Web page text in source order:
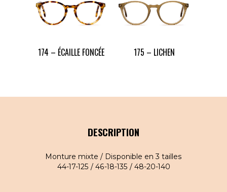
174 – ÉCAILLE FONCÉE 175 – LICHEN
DESCRIPTION
Monture mixte / Disponible en 3 tailles
44-17-125 / 46-18-135 / 48-20-140